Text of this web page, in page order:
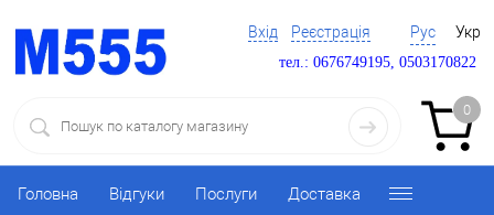
Вхід Реєстрація Рус Укр
тел.: 0676749195, 0503170822
0
Головна Відгуки Послуги Доставка